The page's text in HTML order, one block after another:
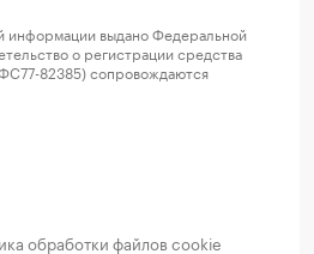
выдано Федеральной
о регистрации средства
82385) сопровождаются
обработки файлов cookie